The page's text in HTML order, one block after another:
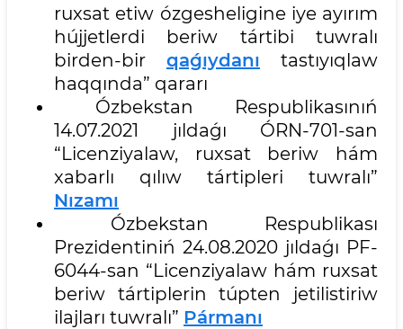
ruxsat etiw ózgesheligine iye ayırım
hújjetlerdi beriw tártibi tuwralı
birden-bir qaǵıydanı tastıyıqlaw
haqqında” qararı
Ózbekstan Respublikasınıń
14.07.2021 jıldaǵı ÓRN-701-san
“Licenziyalaw, ruxsat beriw hám
xabarlı qılıw tártipleri tuwralı”
Nızamı
Ózbekstan Respublikası
Prezidentiniń 24.08.2020 jıldaǵı PF-
6044-san “Licenziyalaw hám ruxsat
beriw tártiplerin túpten jetilistiriw
ilajları tuwralı” Pármanı